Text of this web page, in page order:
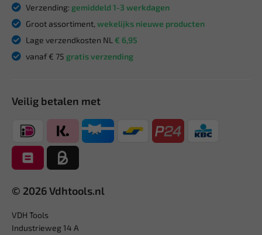
Verzending: gemiddeld 1-3 werkdagen
Groot assortiment, wekelijks nieuwe producten
Lage verzendkosten NL € 6,95
vanaf € 75 gratis verzending
Veilig betalen met
© 2026 Vdhtools.nl
VDH Tools
Industrieweg 14 A